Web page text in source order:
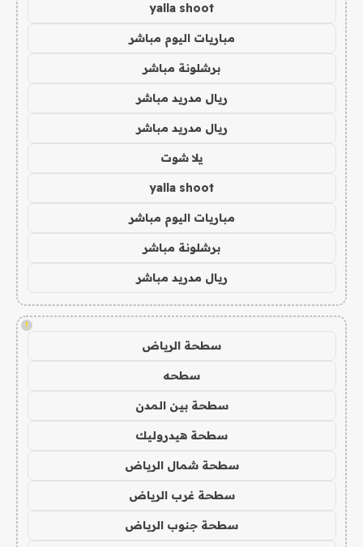
yalla shoot
مباريات اليوم مباشر
برشلونة مباشر
ريال مدريد مباشر
ريال مدريد مباشر
يلا شوت
yalla shoot
مباريات اليوم مباشر
برشلونة مباشر
ريال مدريد مباشر
!
سطحة الرياض
سطحه
سطحة بين المدن
سطحة هيدروليك
سطحة شمال الرياض
سطحة غرب الرياض
سطحة جنوب الرياض